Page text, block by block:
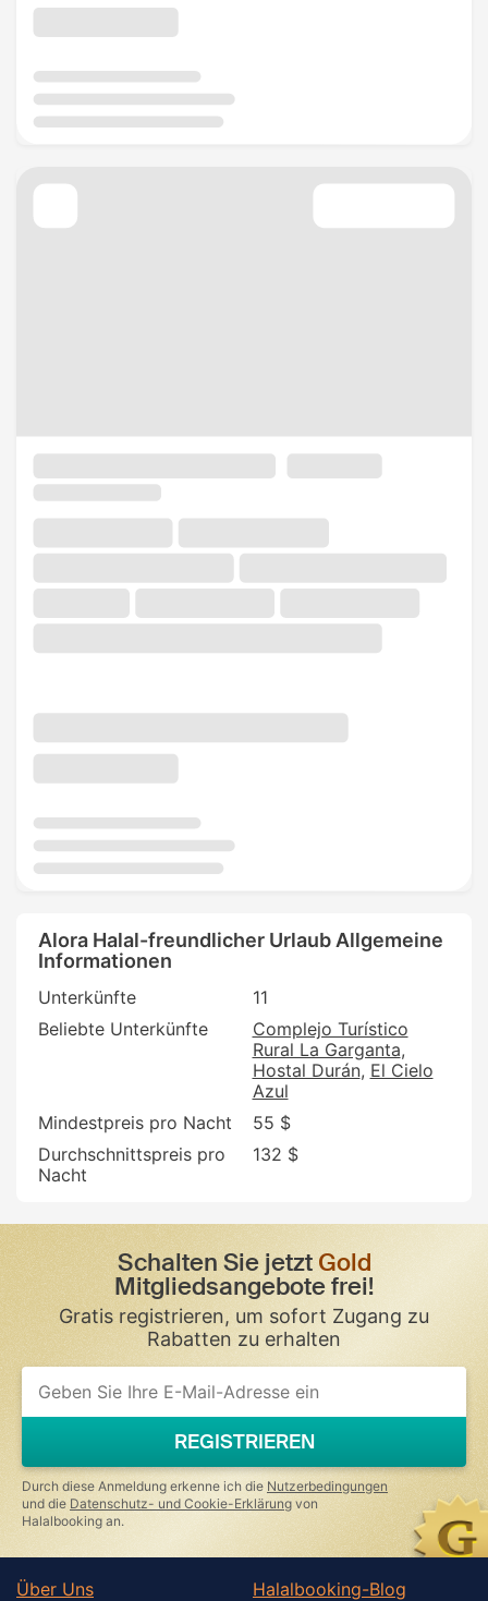
Alora Halal-freundlicher Urlaub Allgemeine
Informationen
Unterkünfte
11
Beliebte Unterkünfte
Complejo Turístico
Rural La Garganta
Hostal Durán El Cielo
Azul
Mindestpreis pro Nacht
55 $
Durchschnittspreis pro
Nacht
132 $
Schalten Sie jetzt Gold
Mitgliedsangebote frei!
Gratis registrieren, um sofort Zugang zu
Rabatten zu erhalten
If
you
ignore
this
field
REGISTRIEREN
Durch diese Anmeldung erkenne ich die Nutzerbedingungen
und die Datenschutz- und Cookie-Erklärung von
Halalbooking an.
Über Uns
Halalbooking-Blog